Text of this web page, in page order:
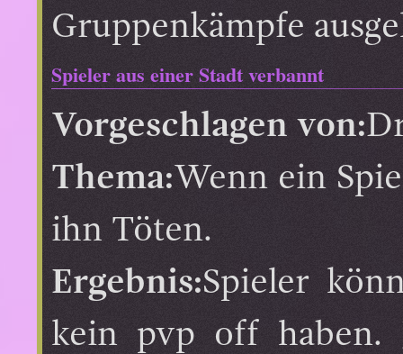
Gruppenkämpfe
Spieler aus einer Stadt verbannt
Vorgeschlagen von:
Thema:Wenn ein
ihn Töten.
Ergebnis:Spieler
kein pvp off haben.